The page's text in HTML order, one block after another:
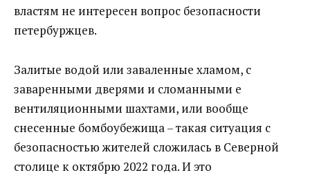
властям не интересен вопрос безопасности
петербуржцев.
Залитые водой или заваленные хламом, с
заваренными дверями и сломанными е
вентиляционными шахтами, или вообще
снесенные бомбоубежища – такая ситуация с
безопасностью жителей сложилась в Северной
столице к октябрю 2022 года. И это